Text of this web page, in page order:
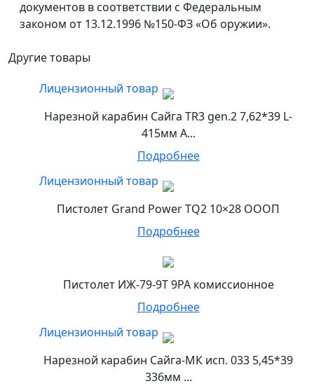
документов в соответствии с Федеральным
законом от 13.12.1996 №150-ФЗ «Об оружии».
Другие товары
Лицензионный товар
Нарезной карабин Сайга TR3 gen.2 7,62*39 L-
415мм А...
Подробнее
Лицензионный товар
Пистолет Grand Power TQ2 10×28 ОООП
Подробнее
Пистолет ИЖ-79-9Т 9РА комиссионное
Подробнее
Лицензионный товар
Нарезной карабин Сайга-МК исп. 033 5,45*39
336мм ...